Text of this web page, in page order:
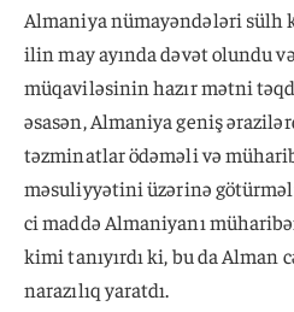
Almaniya nümayəndələri sülh
ilin may ayında dəvət olundu
müqaviləsinin hazır mətni
əsasən, Almaniya geniş
təzminatlar ödəməli və
məsuliyyətini üzərinə
ci maddə Almaniyanı
kimi tanıyırdı ki, bu da Alman
narazılıq yaratdı.